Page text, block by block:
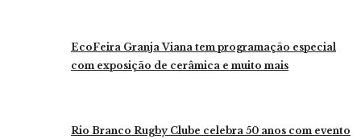
EcoFeira Granja Viana tem programação especial
com exposição de cerâmica e muito mais
Rio Branco Rugby Clube celebra 50 anos com evento